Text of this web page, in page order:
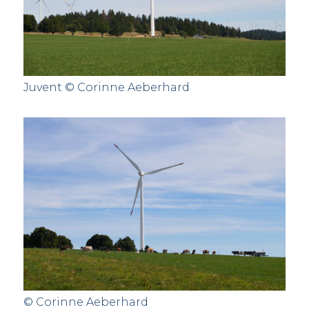
Juvent © Corinne Aeberhard
© Corinne Aeberhard